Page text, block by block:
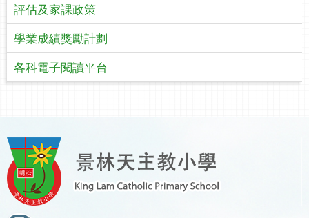
評估及家課政策
學業成績獎勵計劃
各科電子閱讀平台